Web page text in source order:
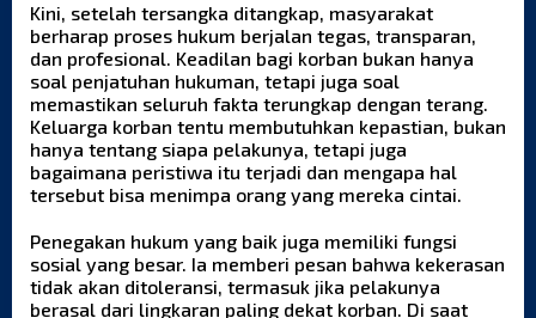
Kini, setelah tersangka ditangkap, masyarakat
berharap proses hukum berjalan tegas, transparan,
dan profesional. Keadilan bagi korban bukan hanya
soal penjatuhan hukuman, tetapi juga soal
memastikan seluruh fakta terungkap dengan terang.
Keluarga korban tentu membutuhkan kepastian, bukan
hanya tentang siapa pelakunya, tetapi juga
bagaimana peristiwa itu terjadi dan mengapa hal
tersebut bisa menimpa orang yang mereka cintai.
Penegakan hukum yang baik juga memiliki fungsi
sosial yang besar. Ia memberi pesan bahwa kekerasan
tidak akan ditoleransi, termasuk jika pelakunya
berasal dari lingkaran paling dekat korban. Di saat